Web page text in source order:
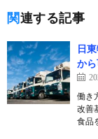
関連する記事
日
か
働き
改善
食品